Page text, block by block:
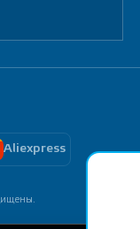
Aliexpress